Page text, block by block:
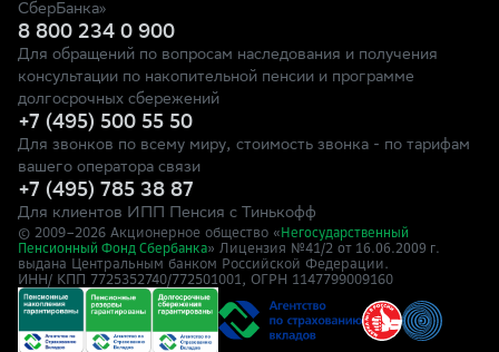
СберБанка»
8 800 234 0 900
Для обращений по вопросам наследования и получения
консультации по накопительной пенсии и программе
долгосрочных сбережений
+7 (495) 500 55 50
Для звонков по всему миру, стоимость звонка - по тарифам
вашего оператора связи
+7 (495) 785 38 87
Для клиентов ИПП Пенсия с Тинькофф
© 2009–2026 Акционерное общество « Негосударственный
Пенсионный Фонд Сбербанка» Лицензия №41/2 от 16.06.2009 г.
выдана Центральным банком Российской Федерации.
ИНН/ КПП 7725352740/772501001, ОГРН 1147799009160